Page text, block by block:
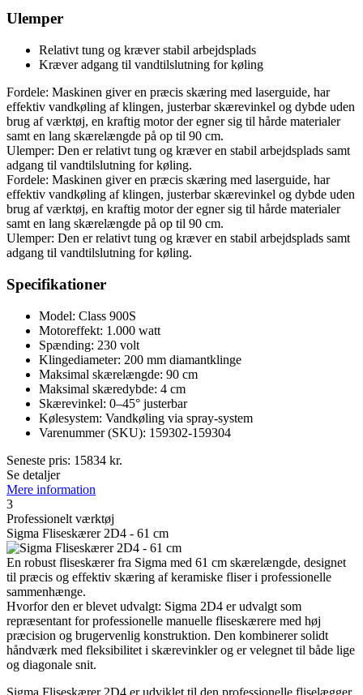
Ulemper
Relativt tung og kræver stabil arbejdsplads
Kræver adgang til vandtilslutning for køling
Fordele: Maskinen giver en præcis skæring med laserguide, har
effektiv vandkøling af klingen, justerbar skærevinkel og dybde uden
brug af værktøj, en kraftig motor der egner sig til hårde materialer
samt en lang skærelængde på op til 90 cm.
Ulemper: Den er relativt tung og kræver en stabil arbejdsplads samt
adgang til vandtilslutning for køling.
Fordele: Maskinen giver en præcis skæring med laserguide, har
effektiv vandkøling af klingen, justerbar skærevinkel og dybde uden
brug af værktøj, en kraftig motor der egner sig til hårde materialer
samt en lang skærelængde på op til 90 cm.
Ulemper: Den er relativt tung og kræver en stabil arbejdsplads samt
adgang til vandtilslutning for køling.
Specifikationer
Model: Class 900S
Motoreffekt: 1.000 watt
Spænding: 230 volt
Klingediameter: 200 mm diamantklinge
Maksimal skærelængde: 90 cm
Maksimal skæredybde: 4 cm
Skærevinkel: 0–45° justerbar
Kølesystem: Vandkøling via spray-system
Varenummer (SKU): 159302-159304
Seneste pris: 15834 kr.
Se detaljer
Mere information
3
Professionelt værktøj
Sigma Fliseskærer 2D4 - 61 cm
En robust fliseskærer fra Sigma med 61 cm skærelængde, designet
til præcis og effektiv skæring af keramiske fliser i professionelle
sammenhænge.
Hvorfor den er blevet udvalgt: Sigma 2D4 er udvalgt som
repræsentant for professionelle manuelle fliseskærere med høj
præcision og brugervenlig konstruktion. Den kombinerer solidt
håndværk med fleksibilitet i skærevinkler og er velegnet til både lige
og diagonale snit.
Sigma Fliseskærer 2D4 er udviklet til den professionelle fliselægger,